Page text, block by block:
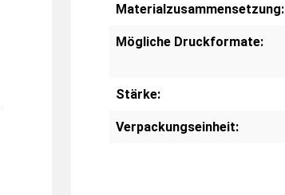
Materialzusammensetzung:
Mögliche Druckformate:
Stärke:
Verpackungseinheit: